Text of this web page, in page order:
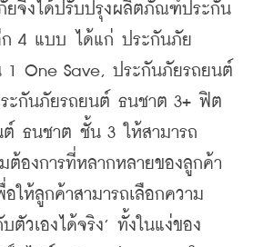
งได้ปรับปรุงผลิตภัณฑ์ประกัน
ก 4 แบบ ได้แก่ ประกันภัย
One Save, ประกันภัยรถยนต์
ะกันภัยรถยนต์ ธนชาต 3+ ฟิต
ต์ ธนชาต ชั้น 3 ให้สามารถ
ต้องการที่หลากหลายของลูกค้า
ให้ลูกค้าสามารถเลือกความ
ตัวเองได้จริง’ ทั้งในแง่ของ